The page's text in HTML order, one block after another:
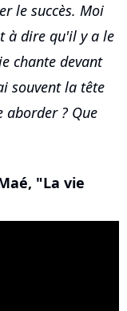
le succès. Moi
à dire qu'il y a le
chante devant
souvent la tête
aborder ? Que
"La vie